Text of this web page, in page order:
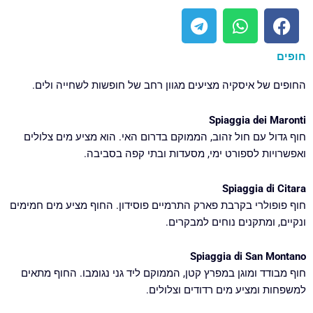
F
a
c
b
o
k
W
h
s
p
p
T
e
g
m
חופים
החופים של איסקיה מציעים מגוון רחב של חופשות לשחייה ולים.
Spiaggia dei Maronti
חוף גדול עם חול זהוב, הממוקם בדרום האי. הוא מציע מים צלולים
ואפשרויות לספורט ימי, מסעדות ובתי קפה בסביבה.
Spiaggia di Citara
חוף פופולרי בקרבת פארק התרמיים פוסידון. החוף מציע מים חמימים
ונקיים, ומתקנים נוחים למבקרים.
Spiaggia di San Montano
חוף מבודד ומוגן במפרץ קטן, הממוקם ליד גני נגומבו. החוף מתאים
למשפחות ומציע מים רדודים וצלולים.